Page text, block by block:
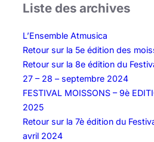
l
Liste des archives
L’Ensemble Atmusica
Retour sur la 5e édition des
Retour sur la 8e édition du
27 – 28 – septembre 2024
FESTIVAL MOISSONS – 9è
2025
Retour sur la 7è édition du
avril 2024